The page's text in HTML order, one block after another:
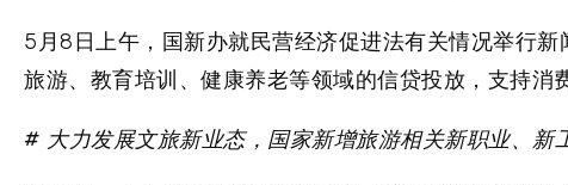
5月8日上午，国新办就民营经济促进法有关情况举行
旅游、教育培训、健康养老等领域的信贷投放，支持消
# 大力发展文旅新业态，国家新增旅游相关新职业、新